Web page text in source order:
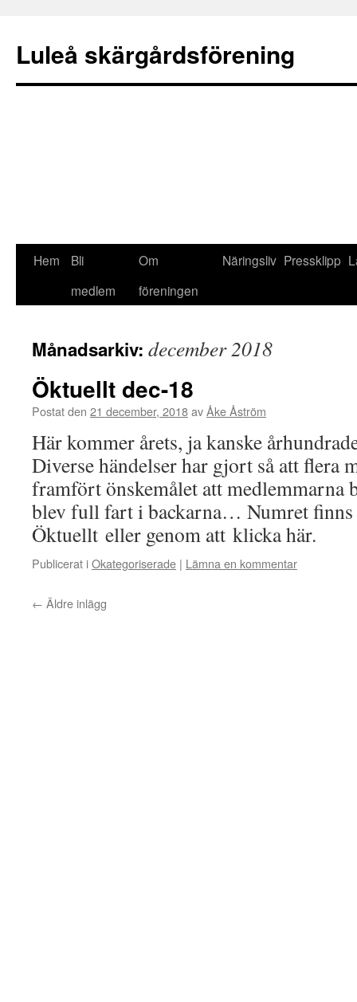
Luleå skärgårdsförening
GåHem
Bli
medlem
Om
föreningen
Näringsliv Pressklipp
Månadsarkiv: december 2018
Öktuellt dec-18
Postat den 21 december, 2018avÅke Åström
Här kommer årets, ja kanske
Diverse händelser har gjort så att flera
framfört önskemålet att medlemmarna
blev full fart i backarna… Numret finns
Öktuellt eller genom att klicka här.
Publicerat iOkategoriserade | Lämna en kommentar
← Äldre inlägg